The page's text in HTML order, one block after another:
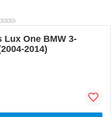
Lux One BMW 3-
2014)